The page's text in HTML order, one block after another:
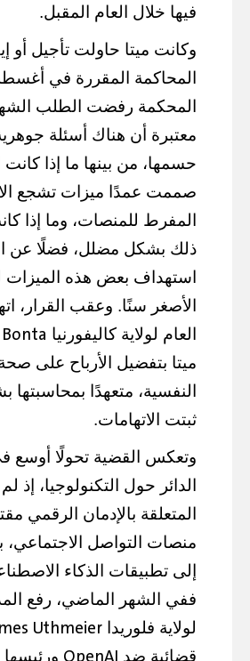
فيها خلال العام المقبل.
وكانت ميتا حاولت تأجيل أو
المحاكمة المقررة في
المحكمة رفضت الطلب
معتبرة أن هناك أسئلة
حسمها، من بينها ما إذا
صممت عمدًا ميزات تشجع
المفرط للمنصات، وما إذا
ذلك بشكل مضلل، فضلًا عن
استهداف بعض هذه الميزات
الأصغر سنًا. وعقب القرار،
العام لولاية كاليفورنيا
ميتا بتفضيل الأرباح على
النفسية، متعهدًا بمحاسبتها
ثبتت الاتهامات.
وتعكس القضية تحولًا أوسع
الدائر حول التكنولوجيا، إذ
المتعلقة بالإدمان الرقمي
منصات التواصل الاجتماعي،
إلى تطبيقات الذكاء
ففي الشهر الماضي، رفع
لولاية فلوريدا Uthmeier
قضائية ضد
ورئيسها